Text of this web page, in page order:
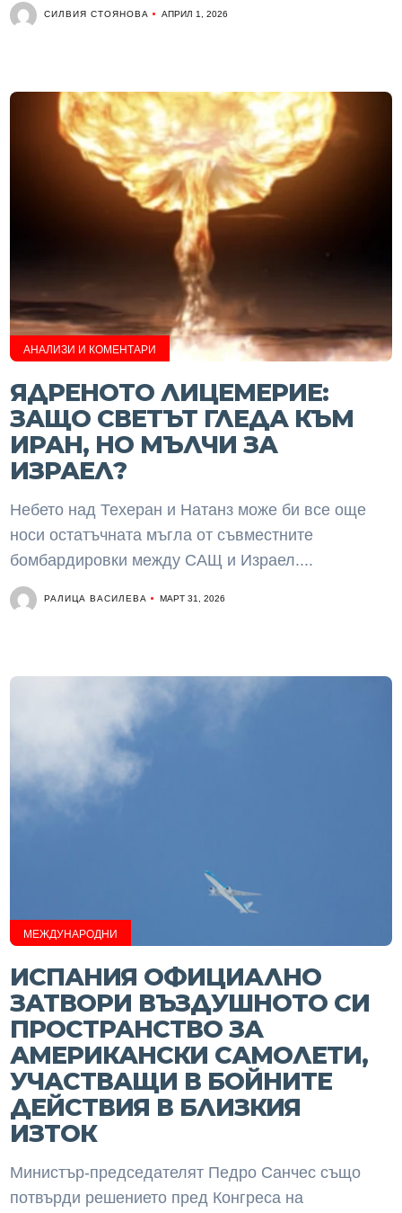
СИЛВИЯ СТОЯНОВА АПРИЛ 1, 2026
АНАЛИЗИ И КОМЕНТАРИ
ЯДРЕНОТО ЛИЦЕМЕРИЕ:
ЗАЩО СВЕТЪТ ГЛЕДА КЪМ
ИРАН, НО МЪЛЧИ ЗА
ИЗРАЕЛ?
Небето над Техеран и Натанз може би все още
носи остатъчната мъгла от съвместните
бомбардировки между САЩ и Израел....
РАЛИЦА ВАСИЛЕВА МАРТ 31, 2026
МЕЖДУНАРОДНИ
ИСПАНИЯ ОФИЦИАЛНО
ЗАТВОРИ ВЪЗДУШНОТО СИ
ПРОСТРАНСТВО ЗА
АМЕРИКАНСКИ САМОЛЕТИ,
УЧАСТВАЩИ В БОЙНИТЕ
ДЕЙСТВИЯ В БЛИЗКИЯ
ИЗТОК
Министър-председателят Педро Санчес също
потвърди решението пред Конгреса на